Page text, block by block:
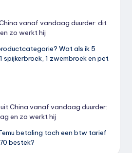
vanaf vandaag duurder: dit
zo werkt hij
Wat als ik 5
1 zwembroek en pet
China vanaf vandaag duurder:
en zo werkt hij
betaling toch een btw tarief
bestek?